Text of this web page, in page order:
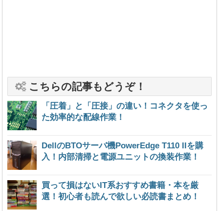
こちらの記事もどうぞ！
「圧着」と「圧接」の違い！コネクタを使っ
た効率的な配線作業！
DellのBTOサーバ機PowerEdge T110 IIを購
入！内部清掃と電源ユニットの換装作業！
買って損はないIT系おすすめ書籍・本を厳
選！初心者も読んで欲しい必読書まとめ！